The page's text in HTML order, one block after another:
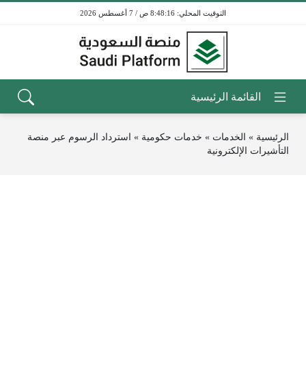
8:48:16 ص / 7 أغسطس 2026
الرئيسية » الخدمات » خدمات حكومية » استرداد الرسوم عبر منصة
التأشيرات الإلكترونية